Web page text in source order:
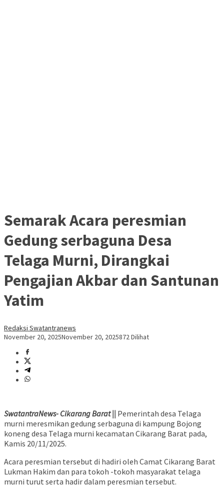
Semarak Acara peresmian
Gedung serbaguna Desa
Telaga Murni, Dirangkai
Pengajian Akbar dan Santunan
Yatim
Redaksi Swatantranews
November 20, 2025November 20, 2025872 Dilihat
SwatantraNews- Cikarang Barat || Pemerintah desa Telaga
murni meresmikan gedung serbaguna di kampung Bojong
koneng desa Telaga murni kecamatan Cikarang Barat pada,
Kamis 20/11/2025.
Acara peresmian tersebut di hadiri oleh Camat Cikarang Barat
Lukman Hakim dan para tokoh -tokoh masyarakat telaga
murni turut serta hadir dalam peresmian tersebut.